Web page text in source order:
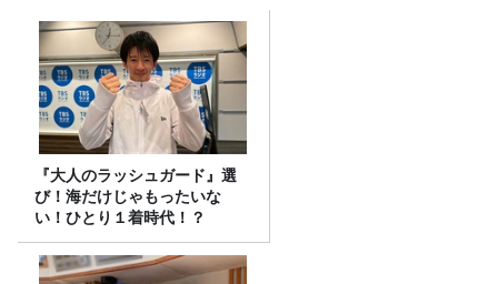
『大人のラッシュガード』選
び！海だけじゃもったいな
い！ひとり１着時代！？